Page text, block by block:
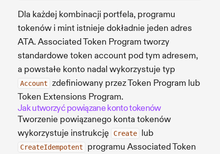
Dla każdej kombinacji portfela, programu
tokenów i mint istnieje dokładnie jeden adres
ATA. Associated Token Program tworzy
standardowe token account pod tym adresem,
a powstałe konto nadal wykorzystuje typ
Account
zdefiniowany przez Token Program lub
Token Extensions Program.
Jak utworzyć powiązane konto tokenów
Tworzenie powiązanego konta tokenów
wykorzystuje instrukcję
Create lub
CreateIdempotent
programu Associated Token